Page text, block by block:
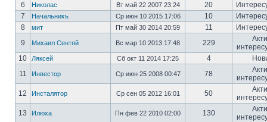
6
Николас Вт май 22 2007 23:24 20
7
Начальникъ Ср июн 10 2015 17:06 10
8
мит Пт май 30 2014 20:59 11
9
Михаил Сентяй Вс мар 10 2013 17:48 229
10
Ляксей Сб окт 11 2014 17:25 4
11
Инвестор Ср июн 25 2008 00:47 78
12
Инсталятор Ср сен 05 2012 16:01 50
13
Илюха Пн фев 22 2010 02:00 130